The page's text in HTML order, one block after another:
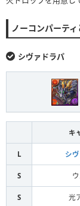
ブラッド
ノーコンパーテ
シヴァドラパ
キ
L シ
S
S 光